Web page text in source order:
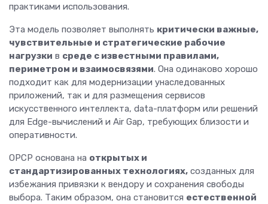
практиками использования.
Эта модель позволяет выполнять критически важные,
чувствительные и стратегические рабочие
нагрузки в среде с известными правилами,
периметром и взаимосвязями. Она одинаково хорошо
подходит как для модернизации унаследованных
приложений, так и для размещения сервисов
искусственного интеллекта, data-платформ или решений
для Edge-вычислений и Air Gap, требующих близости и
оперативности.
OPCP основана на открытых и
стандартизированных технологиях, созданных для
избежания привязки к вендору и сохранения свободы
выбора. Таким образом, она становится естественной